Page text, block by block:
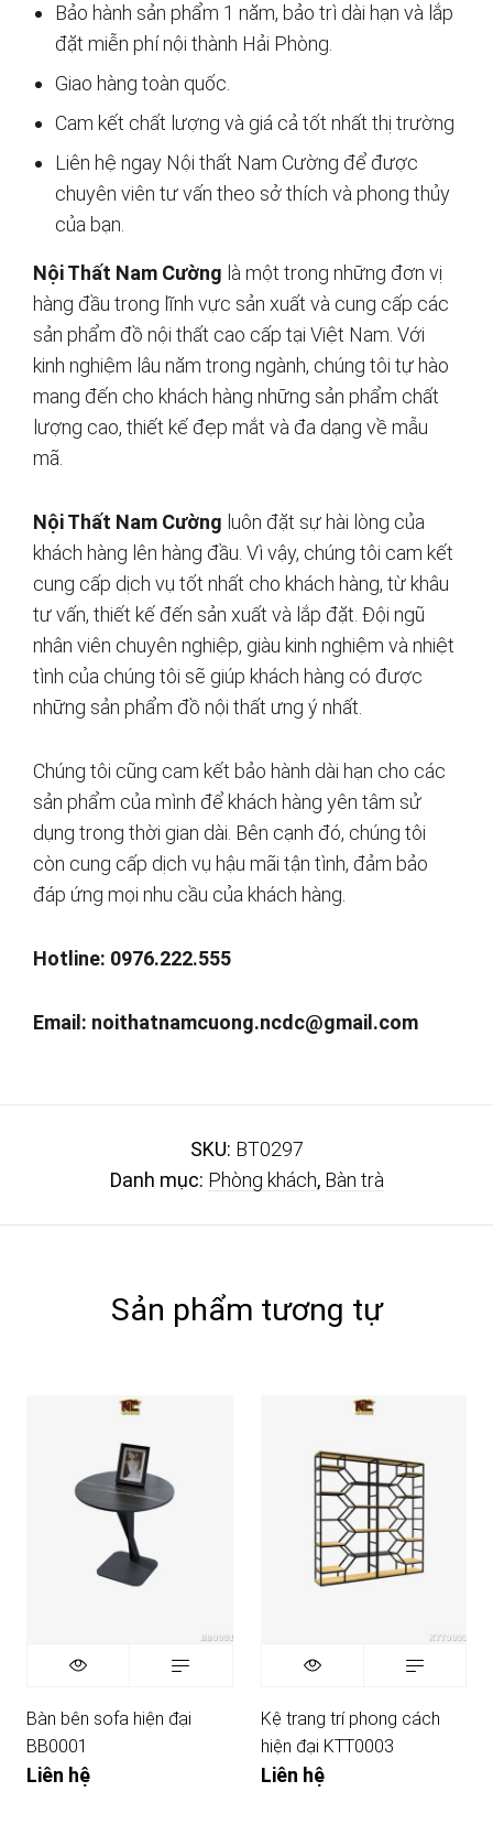
Bảo hành sản phẩm 1 năm, bảo trì dài hạn và lắp
đặt miễn phí nội thành Hải Phòng.
Giao hàng toàn quốc.
Cam kết chất lượng và giá cả tốt nhất thị trường
Liên hệ ngay Nội thất Nam Cường để được
chuyên viên tư vấn theo sở thích và phong thủy
của bạn.
Nội Thất Nam Cường là một trong những đơn vị
hàng đầu trong lĩnh vực sản xuất và cung cấp các
sản phẩm đồ nội thất cao cấp tại Việt Nam. Với
kinh nghiệm lâu năm trong ngành, chúng tôi tự hào
mang đến cho khách hàng những sản phẩm chất
lượng cao, thiết kế đẹp mắt và đa dạng về mẫu
mã.
Nội Thất Nam Cường luôn đặt sự hài lòng của
khách hàng lên hàng đầu. Vì vậy, chúng tôi cam kết
cung cấp dịch vụ tốt nhất cho khách hàng, từ khâu
tư vấn, thiết kế đến sản xuất và lắp đặt. Đội ngũ
nhân viên chuyên nghiệp, giàu kinh nghiệm và nhiệt
tình của chúng tôi sẽ giúp khách hàng có được
những sản phẩm đồ nội thất ưng ý nhất.
Chúng tôi cũng cam kết bảo hành dài hạn cho các
sản phẩm của mình để khách hàng yên tâm sử
dụng trong thời gian dài. Bên cạnh đó, chúng tôi
còn cung cấp dịch vụ hậu mãi tận tình, đảm bảo
đáp ứng mọi nhu cầu của khách hàng.
Hotline: 0976.222.555
Email: noithatnamcuong.ncdc@gmail.com
SKU: BT0297
Danh mục: Phòng khách, Bàn trà
Sản phẩm tương tự
Bàn bên sofa hiện đại
BB0001
Liên hệ
Kệ trang trí phong cách
hiện đại KTT0003
Liên hệ